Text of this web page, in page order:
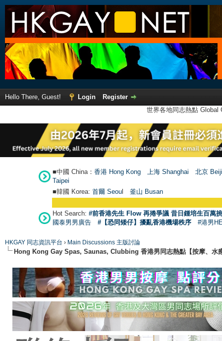
Hello There, Guest! Login
Register
世界各地同志熱點
■中國 China： 香港 Hong Kong 上海 Shanghai
北京
Taipei
■韓國 Korea: 首爾 Seoul 釜山 Busan
Hot Search: #前香港先生 Flow 再捲爭議 昔日鍾培生百萬
國泰男男廣告
#【恐同矮仔】擾亂香港機場秩序 #港男
HKGAY 同志資訊平台 › Main Discussions 主版討論
Hong Kong Gay Spas, Saunas, Clubbing 香港男同志熱點【按摩、水